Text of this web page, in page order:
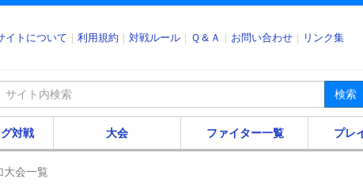
イトについて 利用規約 対戦ルール Ｑ＆Ａ お問い合わせ リンク集
検索
対戦 大会 ファイター一覧 プレ
大会一覧